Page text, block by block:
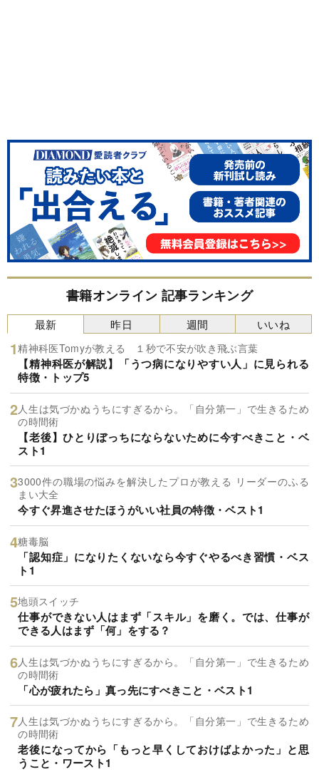
書籍オンライン 記事ランキング
最新
精神科医Tomyが教える １秒で不安が吹き飛ぶ言葉
【精神科医が解説】「うつ病になりやすい人」に見られる
特徴・トップ5
人生は気づかぬうちにすぎるから。「自分第一」で生きるため
の時間術
【老後】ひとりぼっちにならないために今すべきこと・ベ
スト1
3000件の職場の悩みを解決したプロが教える リーダーのふる
まい大全
今すぐ昇進させたほうがいい社員の特徴・ベスト1
糖毒脳
「認知症」になりたくないなら今すぐやるべき習慣・ベス
ト1
地頭スイッチ
仕事ができない人はまず「スキル」を磨く。では、仕事が
できる人はまず「何」をする？
人生は気づかぬうちにすぎるから。「自分第一」で生きるため
の時間術
「心が疲れたら」真っ先にすべきこと・ベスト1
人生は気づかぬうちにすぎるから。「自分第一」で生きるため
の時間術
老後になってから「もっと早くしておけばよかった」と思
うこと・ワースト1
昨日 週間 いいね